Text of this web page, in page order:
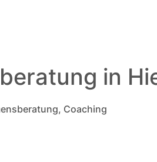
in
Coaching